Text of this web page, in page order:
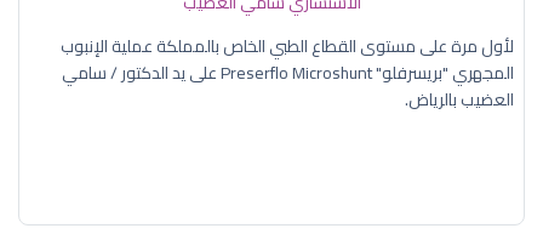
لأول مرة على مستوى القطاع الطبي الخاص بالمملكة عملية الإنبوب
المجهري "بريسرفلو" Preserflo Microshunt على يد الدكتور / سامي
العضيب بالرياض.